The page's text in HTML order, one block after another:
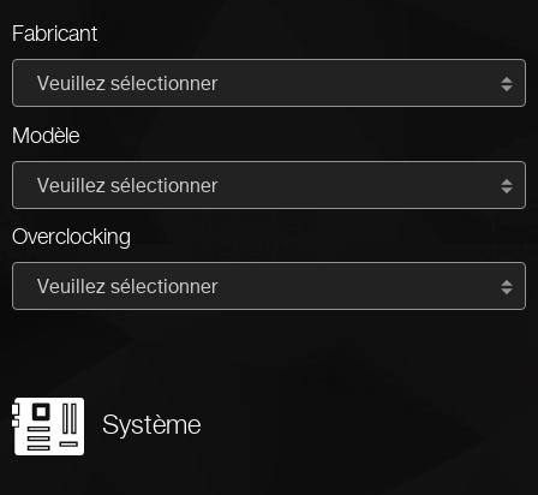
Fabricant
Veuillez sélectionner
Modèle
Veuillez sélectionner
Overclocking
Veuillez sélectionner
Système